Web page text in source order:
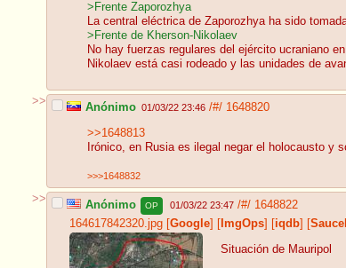
>Frente Zaporozhya
La central eléctrica de Zaporozhya ha sido
>Frente de Kherson-Nikolaev
No hay fuerzas regulares del ejército ucraniano
Nikolaev está casi rodeado y las unidades de
>> Anónimo 01/03/22 23:46 /#/ 1648820
>>1648813
Irónico, en Rusia es ilegal negar el holocausto y
>>>1648832
>> Anónimo OP 01/03/22 23:47 /#/ 1648822
164617842320.jpg Google ImgOps iqdb
Situación de Mauripol